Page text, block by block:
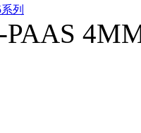
列
PAAS